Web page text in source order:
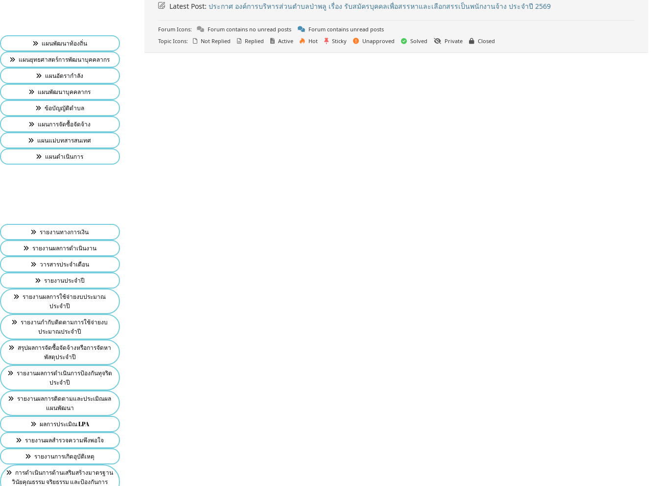
แผนพัฒนาท้องถิ่น
แผนยุทธศาสตร์การพัฒนาบุคคลากร
แผนอัตรากำลัง
แผนพัฒนาบุคคลากร
ข้อบัญญัติตำบล
แผนการจัดซื้อจัดจ้าง
แผนแม่บทสารสนเทศ
แผนดำเนินการ
รายงานทางการเงิน
รายงานผลการดำเนินงาน
วารสารประจำเดือน
รายงานประจำปี
รายงานผลการใช้จ่ายงบประมาณ
ประจำปี
รายงานกำกับติดตามการใช้จ่ายงบ
ประมาณประจำปี
สรุปผลการจัดซื้อจัดจ้างหรือการจัดหา
พัสดุประจำปี
รายงานผลการดำเนินการป้องกันทุจริต
ประจำปี
รายงานผลการติดตามและประเมิณผล
แผนพัฒนา
ผลการประเมิณ LPA
รายงานผลสำรวจความพึงพอใจ
รายงานการเกิดอุบัติเหตุ
การดำเนินการด้านเสริมสร้างมาตรฐาน
วินัยคุณธรรม จริยธรรม และป้องกันการ
Latest Post: ประกาศ องค์การบริหารส่วนตำบลป่าพลู เรื่อง รับสมัครบุคคลเพื่อสรรหาและเลือกสรรเป็นพนักงานจ้าง ประจำปี 2569
Forum Icons: Forum contains no unread posts
Forum contains unread posts
Topic Icons:
Not Replied Replied Active Hot Sticky Unapproved Solved Private Closed